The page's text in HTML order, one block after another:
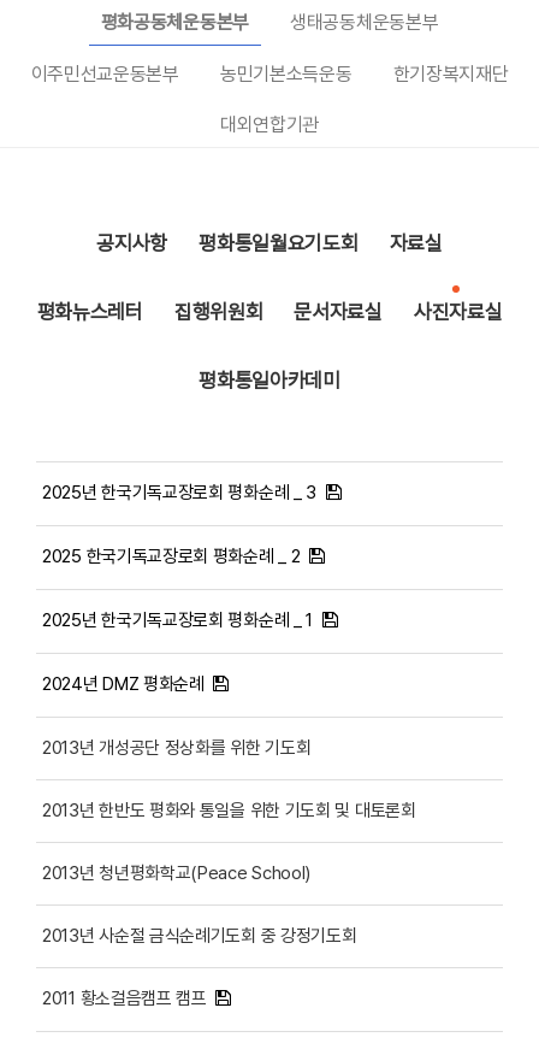
평화공동체운동본부 생태공동체운동본부
이주민선교운동본부 농민기본소득운동 한기장복지재단
대외연합기관
공지사항 평화통일월요기도회 자료실
평화뉴스레터 집행위원회 문서자료실 사진자료실
평화통일아카데미
2025년 한국기독교장로회 평화순례 _ 3
2025 한국기독교장로회 평화순례 _ 2
2025년 한국기독교장로회 평화순례 _ 1
2024년 DMZ 평화순례
2013년 개성공단 정상화를 위한 기도회
2013년 한반도 평화와 통일을 위한 기도회 및 대토론회
2013년 청년평화학교(Peace School)
2013년 사순절 금식순례기도회 중 강정기도회
2011 황소걸음캠프 캠프